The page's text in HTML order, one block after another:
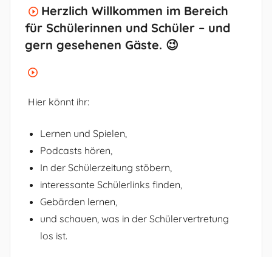
Herzlich Willkommen im Bereich
für Schülerinnen und Schüler – und
gern gesehenen Gäste. 😉
Hier könnt ihr:
Lernen und Spielen,
Podcasts hören,
In der Schülerzeitung stöbern,
interessante Schülerlinks finden,
Gebärden lernen,
und schauen, was in der Schülervertretung
los ist.